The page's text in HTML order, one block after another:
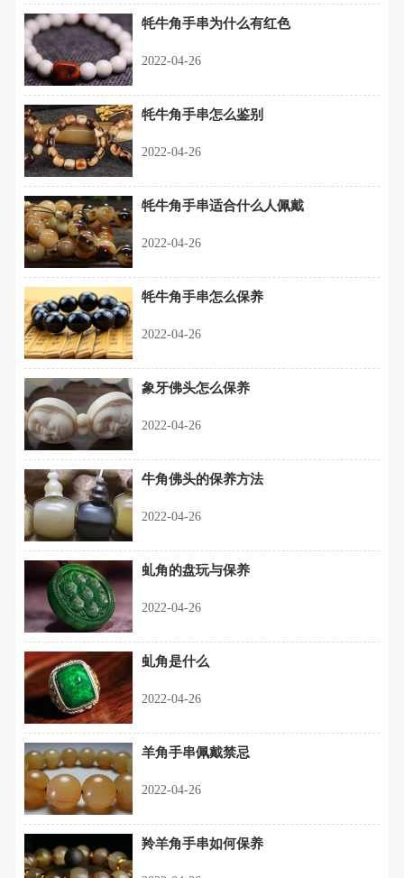
牦牛角手串为什么有红色
2022-04-26
牦牛角手串怎么鉴别
2022-04-26
牦牛角手串适合什么人佩戴
2022-04-26
牦牛角手串怎么保养
2022-04-26
象牙佛头怎么保养
2022-04-26
牛角佛头的保养方法
2022-04-26
虬角的盘玩与保养
2022-04-26
虬角是什么
2022-04-26
羊角手串佩戴禁忌
2022-04-26
羚羊角手串如何保养